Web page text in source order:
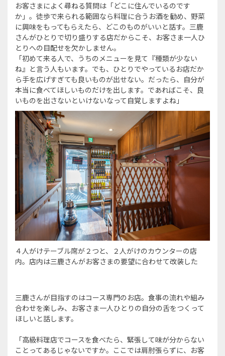
お客さまによく尋ねる質問は「どこに住んでいるのです
か」。徒歩で来られる範囲なら料理に合うお酒を勧め、野菜
に興味をもってもらえたら、どこのものがいいと話す。三鹿
さんがひとりで切り盛りする店だからこそ、お客さま一人ひ
とりへの目配せを欠かしません。
「初めて来る人で、うちのメニューを見て『種類が少ない
ね』と言う人もいます。でも、ひとりでやっているお店だか
ら手を広げすぎても良いものが出せない。だったら、自分が
本当に食べてほしいものだけを出します。であればこそ、良
いものを出さないといけないなって自覚しますよね」
４人がけテーブル席が２つと、２人がけのカウンターの店
内。店内は三鹿さんがお客さまの要望に合わせて改装した
三鹿さんが目指すのはコース専門のお店。食事の流れや組み
合わせを楽しみ、お客さま一人ひとりの自分の舌をつくって
ほしいと話します。
「高級料理店でコースを食べたら、緊張して味が分からない
ことってあるじゃないですか。ここでは肩肘張らずに、お客